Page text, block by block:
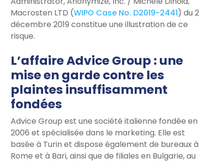
Macrosten LTD (WIPO Case No. D2019-2441) du 2
décembre 2019 constitue une illustration de ce
risque.
L’affaire Advice Group : une
mise en garde contre les
plaintes insuffisamment
fondées
Advice Group est une société italienne fondée en
2006 et spécialisée dans le marketing. Elle est
basée à Turin et dispose également de bureaux à
Rome et à Bari, ainsi que de filiales en Bulgarie, au